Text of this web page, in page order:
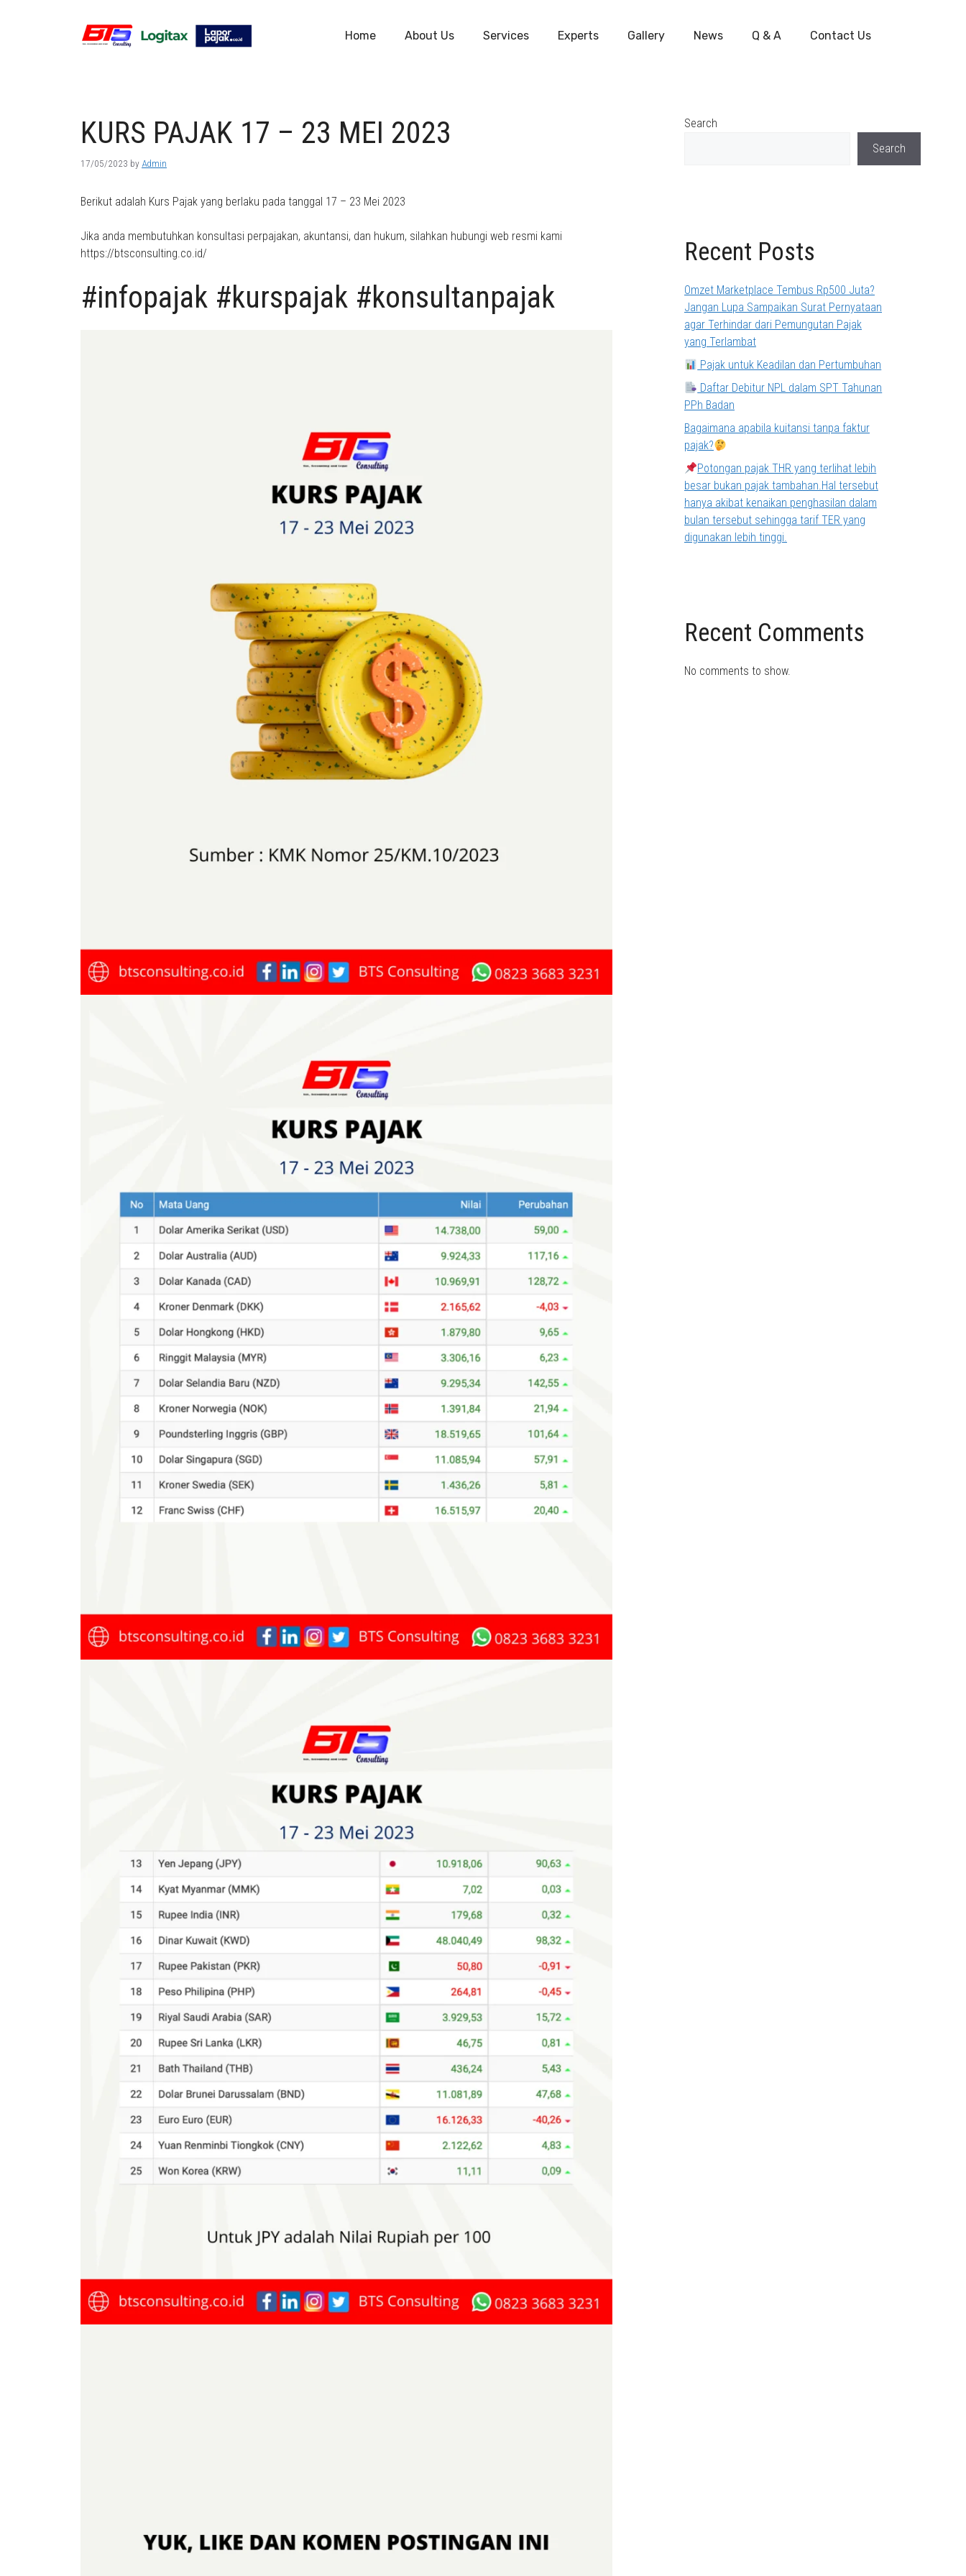
Home About Us Services Experts Gallery News Q & A Contact Us
KURS PAJAK 17 – 23 MEI 2023
17/05/2023 by Admin
Berikut adalah Kurs Pajak yang berlaku pada tanggal 17 – 23 Mei 2023
Jika anda membutuhkan konsultasi perpajakan, akuntansi, dan hukum, silahkan hubungi web resmi kami
https://btsconsulting.co.id/
#infopajak #kurspajak #konsultanpajak
Search
Search
Recent Posts
Omzet Marketplace Tembus Rp500 Juta?
Jangan Lupa Sampaikan Surat Pernyataan
agar Terhindar dari Pemungutan Pajak
yang Terlambat
Pajak untuk Keadilan dan Pertumbuhan
Daftar Debitur NPL dalam SPT Tahunan
PPh Badan
Bagaimana apabila kuitansi tanpa faktur
pajak?
Potongan pajak THR yang terlihat lebih
besar bukan pajak tambahan.Hal tersebut
hanya akibat kenaikan penghasilan dalam
bulan tersebut sehingga tarif TER yang
digunakan lebih tinggi.
Recent Comments
No comments to show.